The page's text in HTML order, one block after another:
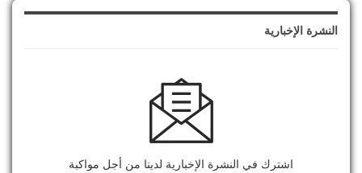
النشرة الإخبارية
اشترك في النشرة الإخبارية لدينا من أجل مواكبة